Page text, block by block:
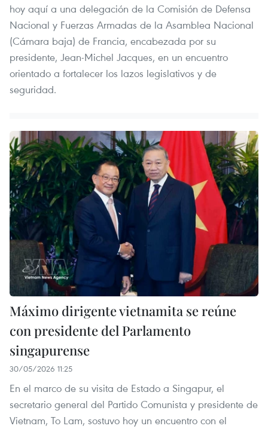
hoy aquí a una delegación de la Comisión de Defensa
Nacional y Fuerzas Armadas de la Asamblea Nacional
(Cámara baja) de Francia, encabezada por su
presidente, Jean-Michel Jacques, en un encuentro
orientado a fortalecer los lazos legislativos y de
seguridad.
Máximo dirigente vietnamita se reúne
con presidente del Parlamento
singapurense
30/05/2026 11:25
En el marco de su visita de Estado a Singapur, el
secretario general del Partido Comunista y presidente de
Vietnam, To Lam, sostuvo hoy un encuentro con el